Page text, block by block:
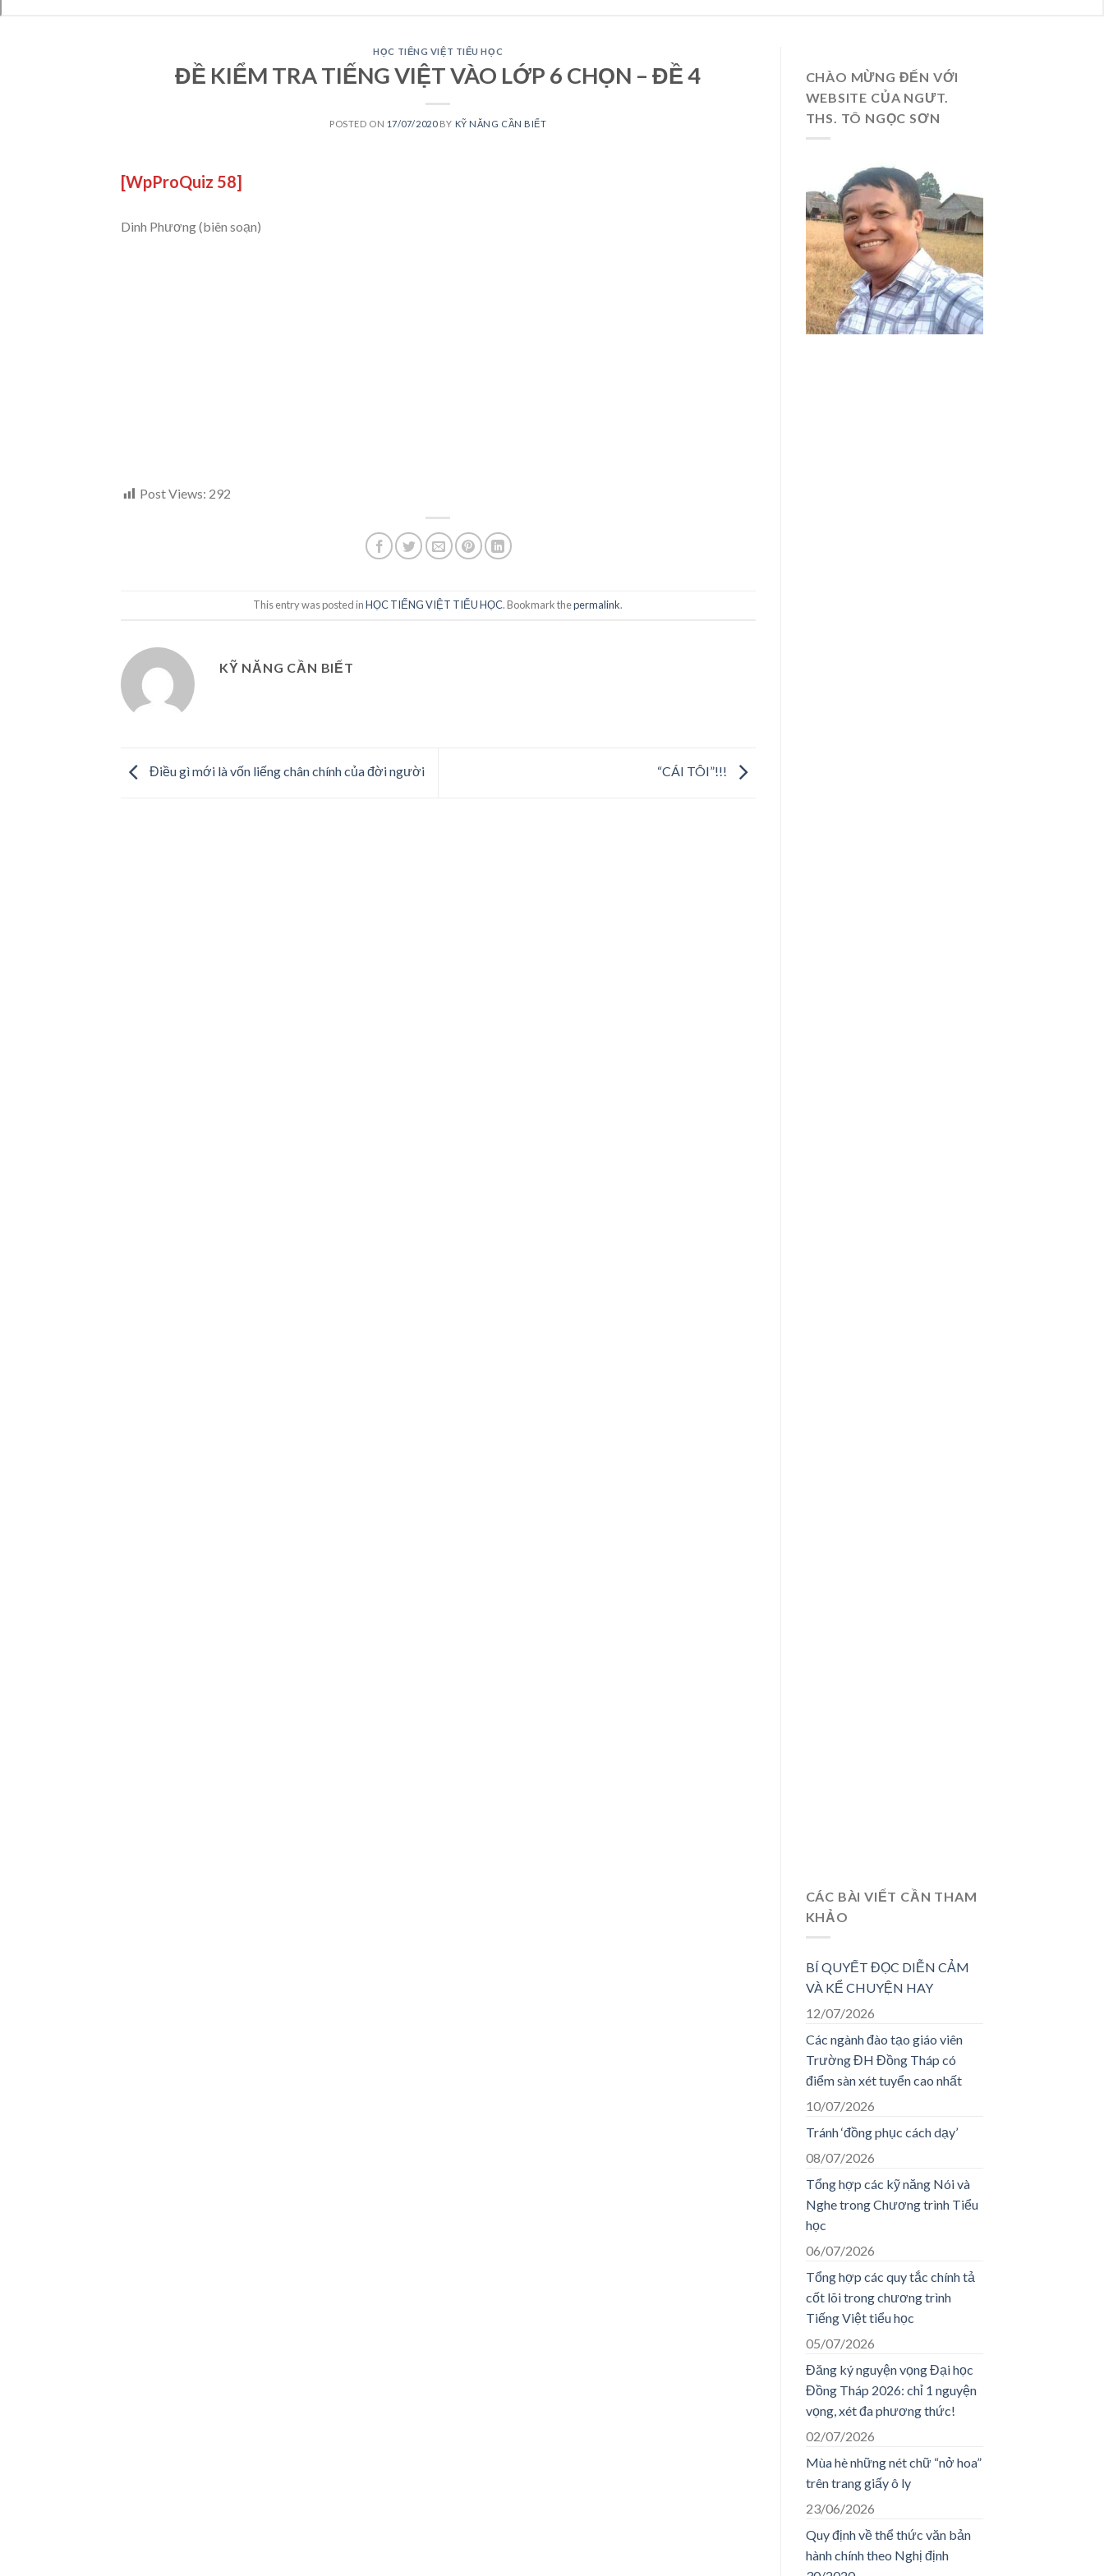
HỌC TIẾNG VIỆT TIỂU HỌC
ĐỀ KIỂM TRA TIẾNG VIỆT VÀO LỚP 6 CHỌN – ĐỀ 4
POSTED ON 17/07/2020BY KỸ NĂNG CẦN BIẾT
[WpProQuiz 58]
Dinh Phương (biên soạn)
Post Views: 292
This entry was posted inHỌC TIẾNG VIỆT TIỂU HỌC. Bookmark thepermalink.
KỸ NĂNG CẦN BIẾT
Điều gì mới là vốn liếng chân chính của đời người “CÁI TÔI”!!!
CHÀO MỪNG ĐẾN VỚI
WEBSITE CỦA NGƯT.
THS. TÔ NGỌC SƠN
CÁC BÀI VIẾT CẦN THAM
KHẢO
BÍ QUYẾT ĐỌC DIỄN CẢM
VÀ KỂ CHUYỆN HAY
12/07/2026
Các ngành đào tạo giáo viên
Trường ĐH Đồng Tháp có
điểm sàn xét tuyển cao nhất
10/07/2026
Tránh ‘đồng phục cách dạy’
08/07/2026
Tổng hợp các kỹ năng Nói và
Nghe trong Chương trình Tiểu
học
06/07/2026
Tổng hợp các quy tắc chính tả
cốt lõi trong chương trình
Tiếng Việt tiểu học
05/07/2026
Đăng ký nguyện vọng Đại học
Đồng Tháp 2026: chỉ 1 nguyện
vọng, xét đa phương thức!
02/07/2026
Mùa hè những nét chữ “nở hoa”
trên trang giấy ô ly
23/06/2026
Quy định về thể thức văn bản
hành chính theo Nghị định